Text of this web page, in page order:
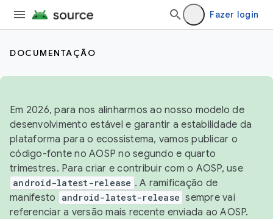
Fazer login
DOCUMENTAÇÃO
Em 2026, para nos alinharmos ao nosso modelo de
desenvolvimento estável e garantir a estabilidade da
plataforma para o ecossistema, vamos publicar o
código-fonte no AOSP no segundo e quarto
trimestres. Para criar e contribuir com o AOSP, use
android-latest-release . A ramificação de
manifesto
android-latest-release sempre vai
referenciar a versão mais recente enviada ao AOSP.